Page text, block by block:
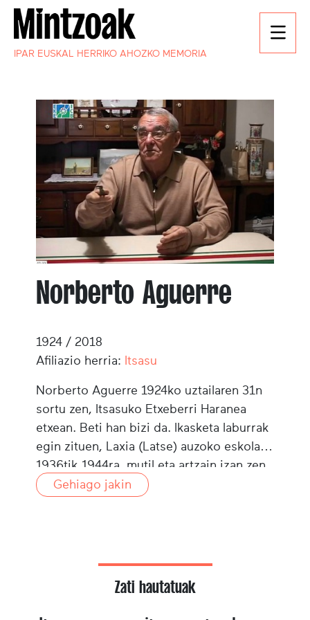
IPAR EUSKAL HERRIKO AHOZKO MEMORIA
Norberto Aguerre
1924 / 2018
Afiliazio herria: Itsasu
Norberto Aguerre 1924ko uztailaren 31n
sortu zen, Itsasuko Etxeberri Haranea
etxean. Beti han bizi da. Ikasketa laburrak
egin zituen, Laxia (Latse) auzoko eskolan.
1936tik 1944ra, mutil eta artzain izan zen,
Uztaritzen, Luhuson eta Bankan. 1945az
Gehiago jakin
Zati hautatuak